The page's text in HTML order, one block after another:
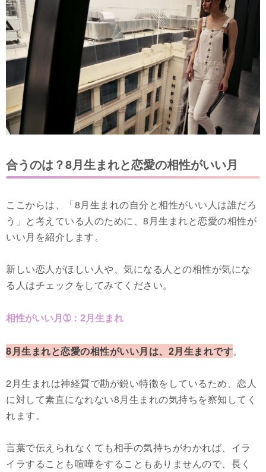
合うのは？8月生まれと恋愛の相性がいい月
ここからは、「8月生まれの自分と相性がいい人は誰だろ
う」と考えている人のために、8月生まれと恋愛の相性が
いい月を紹介します。
新しい恋人がほしい人や、気になる人との相性が気にな
る人はチェックをしてみてください。
相性がいい月➀：2月生まれ
8月生まれと恋愛の相性がいい月は、2月生まれです。
2月生まれは神経質で勘が鋭い特徴をしているため、恋人
に対して素直になれない8月生まれの気持ちを察知してく
れます。
言葉で伝えられなくても相手の気持ちがわかれば、イラ
イラすることも喧嘩をすることもありませんので、長く